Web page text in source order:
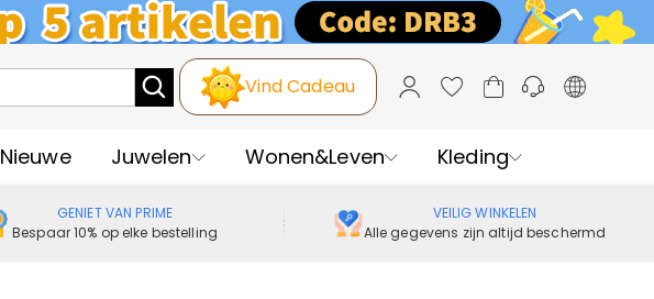
Vind Cadeau
Nieuwe Juwelen Wonen&Leven Kleding
GENIET VAN PRIME
Bespaar 10% op elke bestelling
VEILIG WINKELEN
Alle gegevens zijn altijd beschermd